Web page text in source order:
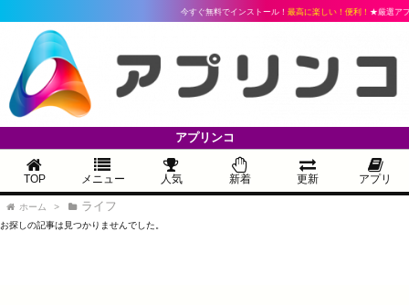
今すぐ無料でインストール！ 最高に楽しい！便利！ ★厳選ア
アプリンコ
TOP メニュー 人気 新着 更新 アプリ
ホーム > ライフ
お探しの記事は見つかりませんでした。